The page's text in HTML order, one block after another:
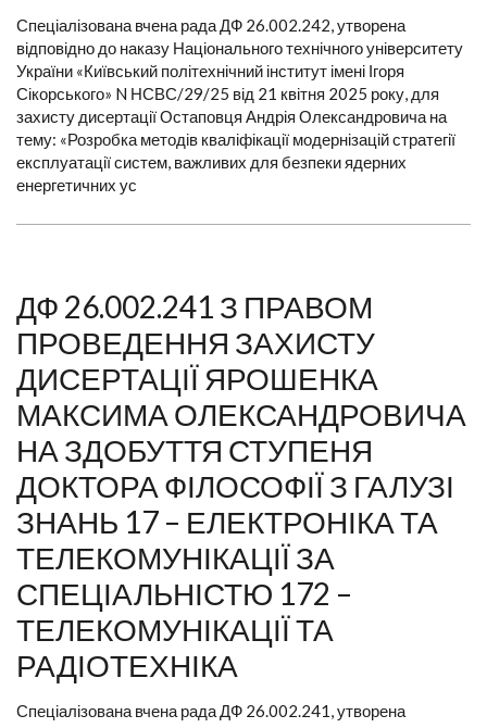
Спеціалізована вчена рада ДФ 26.002.242, утворена
відповідно до наказу Національного технічного університету
України «Київський політехнічний інститут імені Ігоря
Сікорського» N НСВС/29/25 від 21 квітня 2025 року, для
захисту дисертації Остаповця Андрія Олександровича на
тему: «Розробка методів кваліфікації модернізацій стратегії
експлуатації систем, важливих для безпеки ядерних
енергетичних ус
ДФ 26.002.241 З ПРАВОМ
ПРОВЕДЕННЯ ЗАХИСТУ
ДИСЕРТАЦІЇ ЯРОШЕНКА
МАКСИМА ОЛЕКСАНДРОВИЧА
НА ЗДОБУТТЯ СТУПЕНЯ
ДОКТОРА ФІЛОСОФІЇ З ГАЛУЗІ
ЗНАНЬ 17 – ЕЛЕКТРОНІКА ТА
ТЕЛЕКОМУНІКАЦІЇ ЗА
СПЕЦІАЛЬНІСТЮ 172 –
ТЕЛЕКОМУНІКАЦІЇ ТА
РАДІОТЕХНІКА
Спеціалізована вчена рада ДФ 26.002.241, утворена